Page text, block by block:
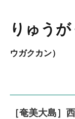
りゅうが
ウガクカン）
［奄美大島］